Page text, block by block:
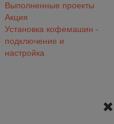
Выполненные проекты
Акция
Установка кофемашин -
подключение и
настройка